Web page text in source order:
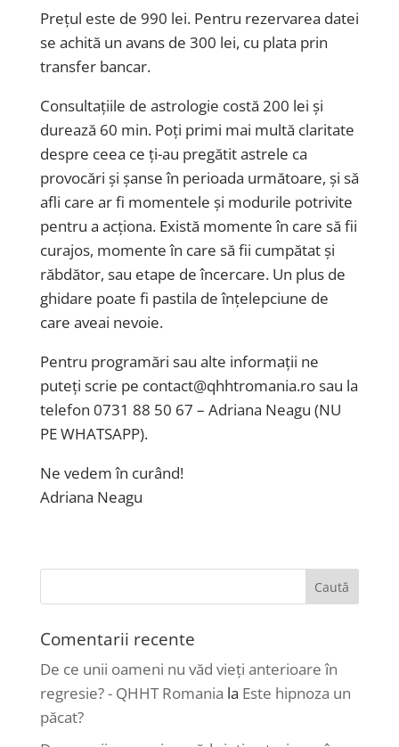
Prețul este de 990 lei. Pentru rezervarea datei
se achită un avans de 300 lei, cu plata prin
transfer bancar.
Consultațiile de astrologie costă 200 lei și
durează 60 min. Poți primi mai multă claritate
despre ceea ce ți-au pregătit astrele ca
provocări și șanse în perioada următoare, și să
afli care ar fi momentele și modurile potrivite
pentru a acționa. Există momente în care să fii
curajos, momente în care să fii cumpătat și
răbdător, sau etape de încercare. Un plus de
ghidare poate fi pastila de înțelepciune de
care aveai nevoie.
Pentru programări sau alte informații ne
puteți scrie pe contact@qhhtromania.ro sau la
telefon 0731 88 50 67 – Adriana Neagu (NU
PE WHATSAPP).
Ne vedem în curând!
Adriana Neagu
Comentarii recente
De ce unii oameni nu văd vieți anterioare în
regresie? - QHHT Romania la Este hipnoza un
păcat?